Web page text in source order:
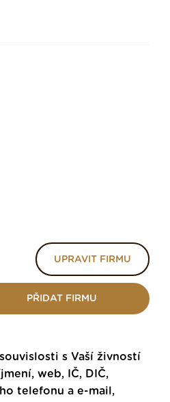
UPRAVIT FIRMU
PŘIDAT FIRMU
s Vaší živností
web, IČ, DIČ,
telefonu a e-mail,